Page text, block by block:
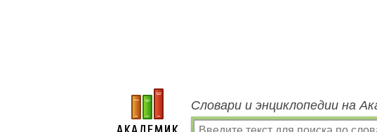
Словари и энциклопедии на